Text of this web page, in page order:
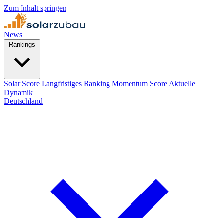
Zum Inhalt springen
News
Solar Score Langfristiges Ranking Momentum Score Aktuelle
Dynamik
Deutschland